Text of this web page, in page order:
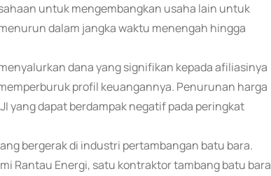
untuk mengembangkan usaha lain untuk
dalam jangka waktu menengah hingga
dana yang signifikan kepada afiliasinya
profil keuangannya. Penurunan harga
yang dapat berdampak negatif pada peringkat
bergerak di industri pertambangan batu bara.
Rantau Energi, satu kontraktor tambang batu bara